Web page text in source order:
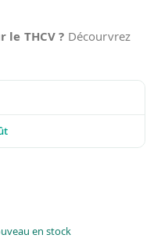
le THCV ? Décourvrez
en stock